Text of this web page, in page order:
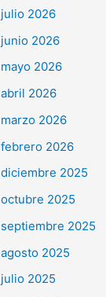
julio 2026
junio 2026
mayo 2026
abril 2026
marzo 2026
febrero 2026
diciembre 2025
octubre 2025
septiembre 2025
agosto 2025
julio 2025